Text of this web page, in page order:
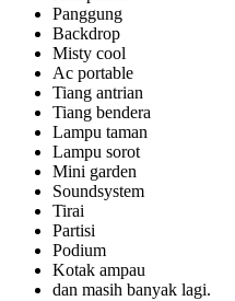
Panggung
Backdrop
Misty cool
Ac portable
Tiang antrian
Tiang bendera
Lampu taman
Lampu sorot
Mini garden
Soundsystem
Tirai
Partisi
Podium
Kotak ampau
dan masih banyak lagi.